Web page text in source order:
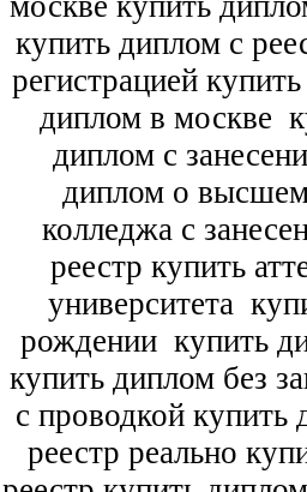
купить диплом с
регистрацией
диплом в москве
диплом с
диплом о высшем
колледжа с
реестр купить
университета
рождении купить
купить диплом без
с проводкой
реестр реально